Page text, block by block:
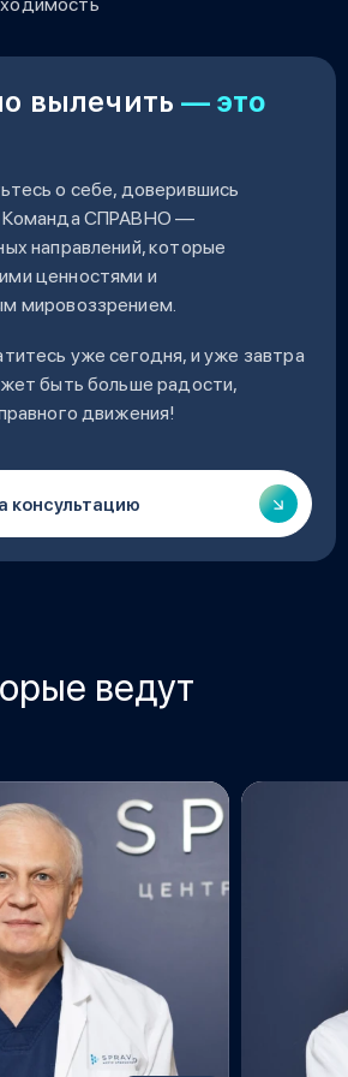
вылечить— это
о себе, доверившись
Команда СПРАВНО —
направлений, которые
ценностями и
мировоззрением.
уже сегодня, и уже завтра
быть больше радости,
движения!
консультацию
ведут